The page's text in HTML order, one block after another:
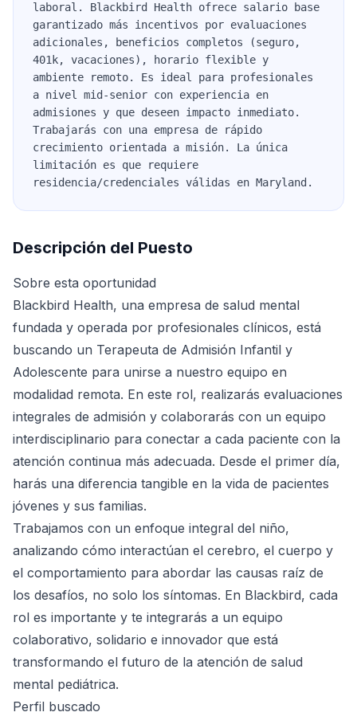
laboral. Blackbird Health ofrece salario base
garantizado más incentivos por evaluaciones
adicionales, beneficios completos (seguro,
401k, vacaciones), horario flexible y
ambiente remoto. Es ideal para profesionales
a nivel mid-senior con experiencia en
admisiones y que deseen impacto inmediato.
Trabajarás con una empresa de rápido
crecimiento orientada a misión. La única
limitación es que requiere
residencia/credenciales válidas en Maryland.
Descripción del Puesto
Sobre esta oportunidad
Blackbird Health, una empresa de salud mental
fundada y operada por profesionales clínicos, está
buscando un Terapeuta de Admisión Infantil y
Adolescente para unirse a nuestro equipo en
modalidad remota. En este rol, realizarás evaluaciones
integrales de admisión y colaborarás con un equipo
interdisciplinario para conectar a cada paciente con la
atención continua más adecuada. Desde el primer día,
harás una diferencia tangible en la vida de pacientes
jóvenes y sus familias.
Trabajamos con un enfoque integral del niño,
analizando cómo interactúan el cerebro, el cuerpo y
el comportamiento para abordar las causas raíz de
los desafíos, no solo los síntomas. En Blackbird, cada
rol es importante y te integrarás a un equipo
colaborativo, solidario e innovador que está
transformando el futuro de la atención de salud
mental pediátrica.
Perfil buscado